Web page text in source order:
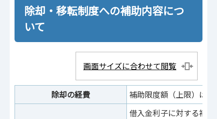
除却・移転制度への補助内容につ
いて
画面サイズに合わせて閲覧
除却の経費 補助限度額（上限）は1
借入金利子に対する補